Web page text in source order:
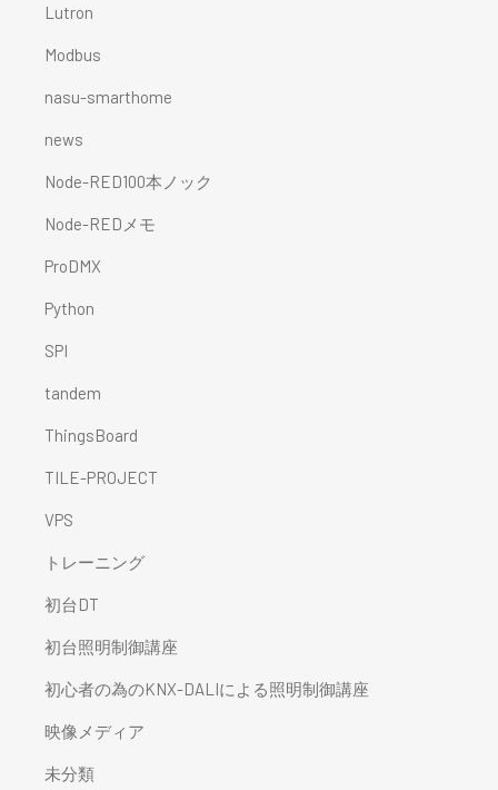
Lutron
Modbus
nasu-smarthome
news
Node-RED100本ノック
Node-REDメモ
ProDMX
Python
SPI
tandem
ThingsBoard
TILE-PROJECT
VPS
トレーニング
初台DT
初台照明制御講座
初心者の為のKNX-DALIによる照明制御講座
映像メディア
未分類